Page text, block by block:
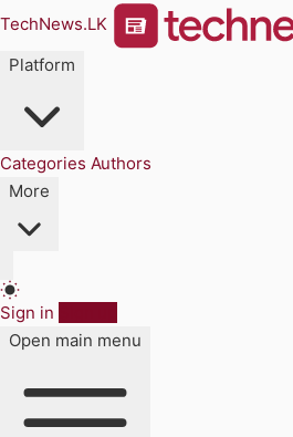
TechNews.LK
Platform
Categories Authors
More
Sign in
Open main menu